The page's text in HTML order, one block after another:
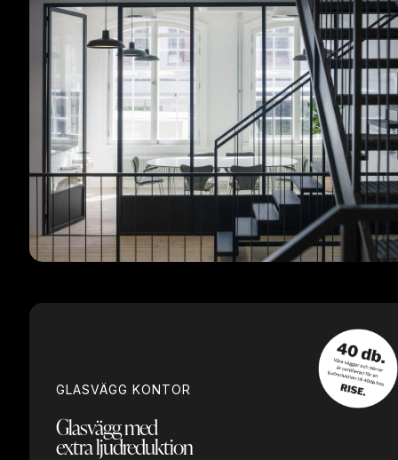
GLASVÄGG KONTOR
Glasvägg med
extra ljudreduktion